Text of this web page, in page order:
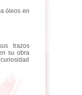
óleos en
trazos
su obra